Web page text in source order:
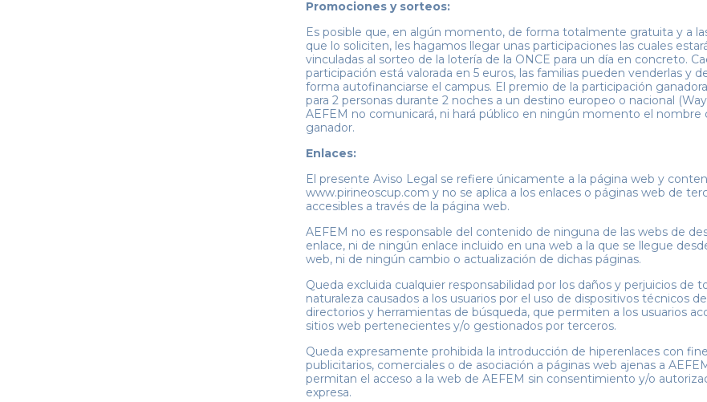
Promociones y sorteos:
Es posible que, en algún momento, de forma totalmente gratuita y a
que lo soliciten, les hagamos llegar unas participaciones las cuales
vinculadas al sorteo de la lotería de la ONCE para un día en concreto.
participación está valorada en 5 euros, las familias pueden venderlas y
forma autofinanciarse el campus. El premio de la participación
para 2 personas durante 2 noches a un destino europeo o nacional
AEFEM no comunicará, ni hará público en ningún momento el nombre
ganador.
Enlaces:
El presente Aviso Legal se refiere únicamente a la página web y
www.pirineoscup.com y no se aplica a los enlaces o páginas web de
accesibles a través de la página web.
AEFEM no es responsable del contenido de ninguna de las webs de
enlace, ni de ningún enlace incluido en una web a la que se llegue
web, ni de ningún cambio o actualización de dichas páginas.
Queda excluida cualquier responsabilidad por los daños y perjuicios de
naturaleza causados a los usuarios por el uso de dispositivos técnicos
directorios y herramientas de búsqueda, que permiten a los usuarios
sitios web pertenecientes y/o gestionados por terceros.
Queda expresamente prohibida la introducción de hiperenlaces con
publicitarios, comerciales o de asociación a páginas web ajenas a
permitan el acceso a la web de AEFEM sin consentimiento y/o
expresa.